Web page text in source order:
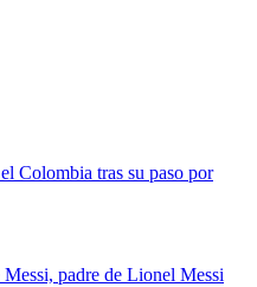
Colombia tras su paso por
padre de Lionel Messi